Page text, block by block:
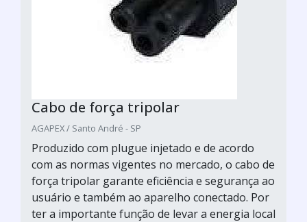
Cabo de força tripolar
AGAPEX / Santo André - SP
Produzido com plugue injetado e de acordo
com as normas vigentes no mercado, o cabo de
força tripolar garante eficiência e segurança ao
usuário e também ao aparelho conectado. Por
ter a importante função de levar a energia local